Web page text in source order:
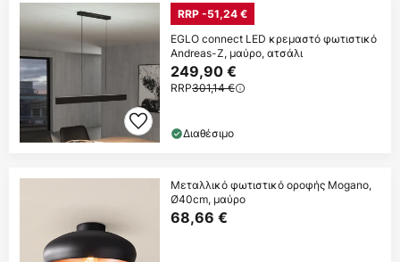
RRP -51,24 €
EGLO connect LED κρεμαστό φωτιστικό
Andreas-Z, μαύρο, ατσάλι
249,90 €
RRP301,14 €
Διαθέσιμο
Μεταλλικό φωτιστικό οροφής Mogano,
Ø40cm, μαύρο
68,66 €